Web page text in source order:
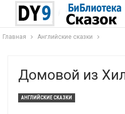
Главная Английские сказки
Домовой из
АНГЛИЙСКИЕ СКАЗКИ